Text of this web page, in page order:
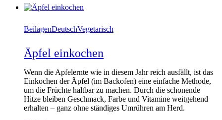
BeilagenDeutschVegetarisch
Äpfel einkochen
Wenn die Apfelernte wie in diesem Jahr reich ausfällt, ist das
Einkochen der Äpfel (im Backofen) eine einfache Methode,
um die Früchte haltbar zu machen. Durch die schonende
Hitze bleiben Geschmack, Farbe und Vitamine weitgehend
erhalten – ganz ohne ständiges Umrühren am Herd.